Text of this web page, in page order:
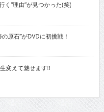
“理由”が見つかった(笑)
原石”がDVDに初挑戦！
変えて魅せます!!